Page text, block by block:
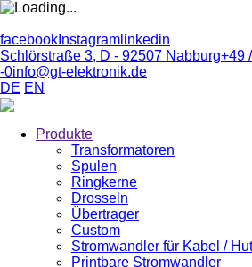
facebook Instagram linkedin
Schlörstraße 3, D - 92507 Nabburg+49
-0info@gt-elektronik.de
DE EN
Produkte
Transformatoren
Spulen
Ringkerne
Drosseln
Übertrager
Custom
Stromwandler für Kabel /
Printbare Stromwandler